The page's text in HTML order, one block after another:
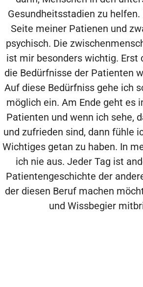
Gesundheitsstadien zu helfen.
Seite meiner Patienen und
psychisch. Die
ist mir besonders wichtig. Erst
die Bedürfnisse der Patienten
Auf diese Bedürfniss gehe ich
möglich ein. Am Ende geht es
Patienten und wenn ich sehe,
und zufrieden sind, dann fühle
Wichtiges getan zu haben. In
ich nie aus. Jeder Tag ist
Patientengeschichte der
der diesen Beruf machen
und Wissbegier